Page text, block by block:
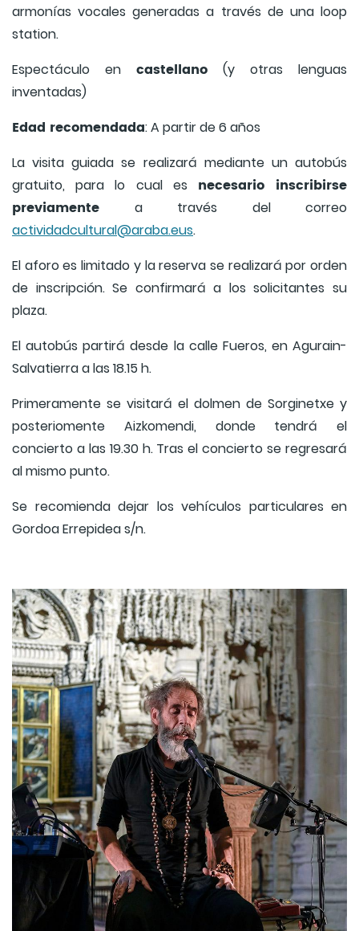
armonías vocales generadas a través de una loop
station.
Espectáculo en castellano(y otras lenguas
inventadas)
Edad recomendada: A partir de 6 años
La visita guiada se realizará mediante un autobús
gratuito, para lo cual es necesario inscribirse
previamente a través del correo
actividadcultural@araba.eus.
El aforo es limitado y la reserva se realizará por orden
de inscripción. Se confirmará a los solicitantes su
plaza.
El autobús partirá desde la calle Fueros, en Agurain-
Salvatierra a las 18.15 h.
Primeramente se visitará el dolmen de Sorginetxe y
posteriomente Aizkomendi, donde tendrá el
concierto a las 19.30 h. Tras el concierto se regresará
al mismo punto.
Se recomienda dejar los vehículos particulares en
Gordoa Errepidea s/n.